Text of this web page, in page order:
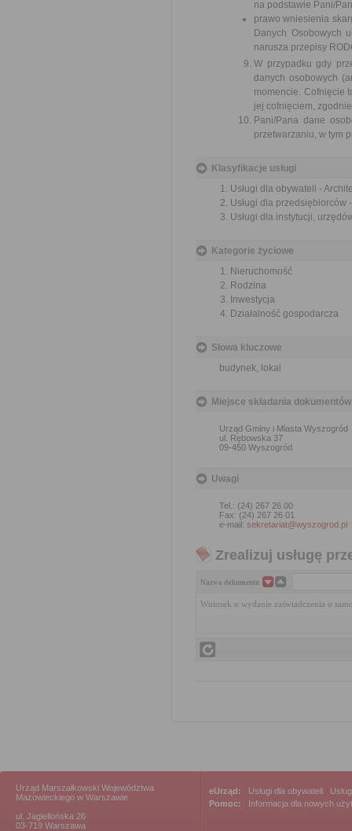
na podstawie Pani/
prawo wniesienia
Danych Osobowych
narusza przepisy
W przypadku gdy
danych osobowych
momencie. Cofnięcie
jej cofnięciem,
Pani/Pana dane
przetwarzaniu, w tym
Klasyfikacje usługi
Usługi dla obywateli -
Usługi dla
Usługi dla instytucji,
Kategorie życiowe
Nieruchomość
Rodzina
Inwestycja
Działalność gospodarcza
Słowa kluczowe
budynek, lokal
Miejsce składania dokumentów
Urząd Gminy i Miasta Wyszogród
ul. Rębowska 37
09-450 Wyszogród
Uwagi
Tel.: (24) 267 26 00
Fax: (24) 267 26 01
e-mail: sekretariat@wyszogrod.pl
Zrealizuj usługę
Nazwa dokumentu
Wniosek o wydanie zaświadczenia o
Urząd Marszałkowski Województwa
Mazowieckiego w Warszawie
ul. Jagiellońska 26
03-719 Warszawa
eUrząd: Usługi dla obywateli
Pomoc:
Informacja dla nowych